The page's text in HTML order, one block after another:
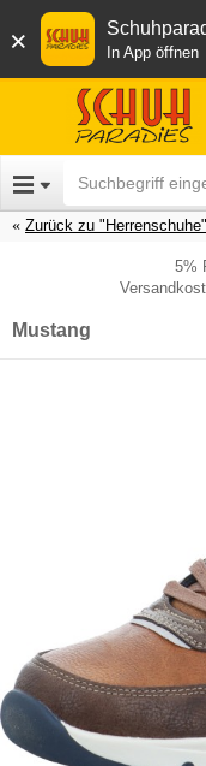
× In App öffnen
Zurück zu "Herrenschuhe"
5%
Mustang